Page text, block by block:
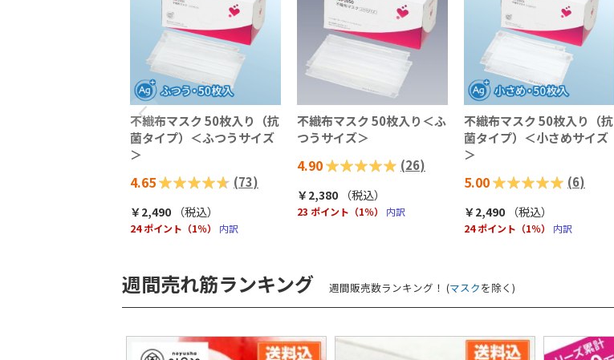
不織布マスク 50枚入り（抗
菌タイプ）＜ふつうサイズ
＞
評価:
4.65
93%
(73)
￥2,490 （税込）
24 ポイント（1％） 内訳
不織布マスク 50枚入り＜ふ
つうサイズ＞
評価:
4.90
98%
(26)
￥2,380 （税込）
23 ポイント（1％） 内訳
不織布マスク 50枚入り（抗
菌タイプ）＜小さめサイズ
＞
評価:
5.00
100%
(6)
￥2,490 （税込）
24 ポイント（1％） 内訳
週間売れ筋ランキング 週間販売数ランキング！ (マスクを除く)